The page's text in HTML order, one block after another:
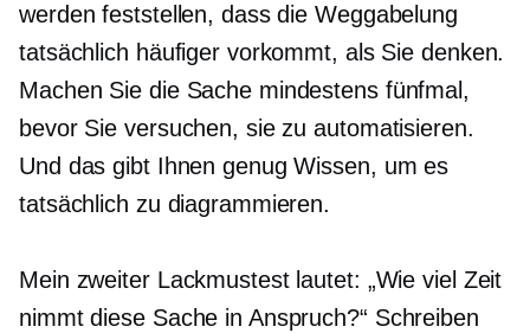
werden feststellen, dass die Weggabelung
tatsächlich häufiger vorkommt, als Sie denken.
Machen Sie die Sache mindestens fünfmal,
bevor Sie versuchen, sie zu automatisieren.
Und das gibt Ihnen genug Wissen, um es
tatsächlich zu diagrammieren.
Mein zweiter Lackmustest lautet: „Wie viel Zeit
nimmt diese Sache in Anspruch?“ Schreiben